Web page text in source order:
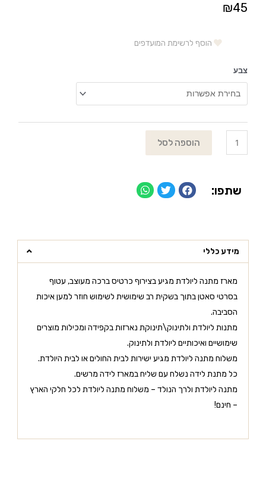
₪45
הוסף לרשימת המועדפים
צבע
הוספה לסל
שתפו:
מידע כללי
מארז מתנה ליולדת מגיע בצירוף כרטיס ברכה מעוצב, עטוף
בסרטי סאטן בתוך בשקית רב שימושית לשימוש חוזר למען איכות
הסביבה.
מתנות ליולדת ולתינוק\תינוקת נארזות בקפידה ומכילות מוצרים
שימושיים ואיכותיים ליולדת ולתינוק.
משלוח מתנה ליולדת מגיע ישירות לבית החולים או לבית היולדת.
כל מתנת לידה נשלח עם שליח במארז לידה מרשים.
מתנה ליולדת ולרך הנולד – משלוח מתנה ליולדת לכל חלקי הארץ
– חינם!